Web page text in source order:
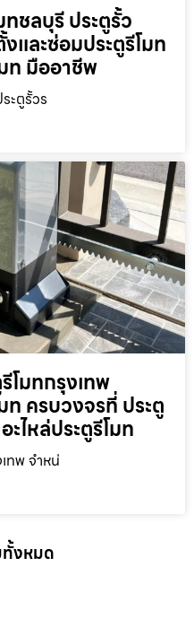
ทชลบุรี ประตูรั้ว
และซ่อมประตูรีโมท
ท มืออาชีพ
ะตูรั้วร
โมทกรุงเทพ
ท ครบวงจรที่ ประตู
ไหล่ประตูรีโมท
ทพ จำหน่
งหมด